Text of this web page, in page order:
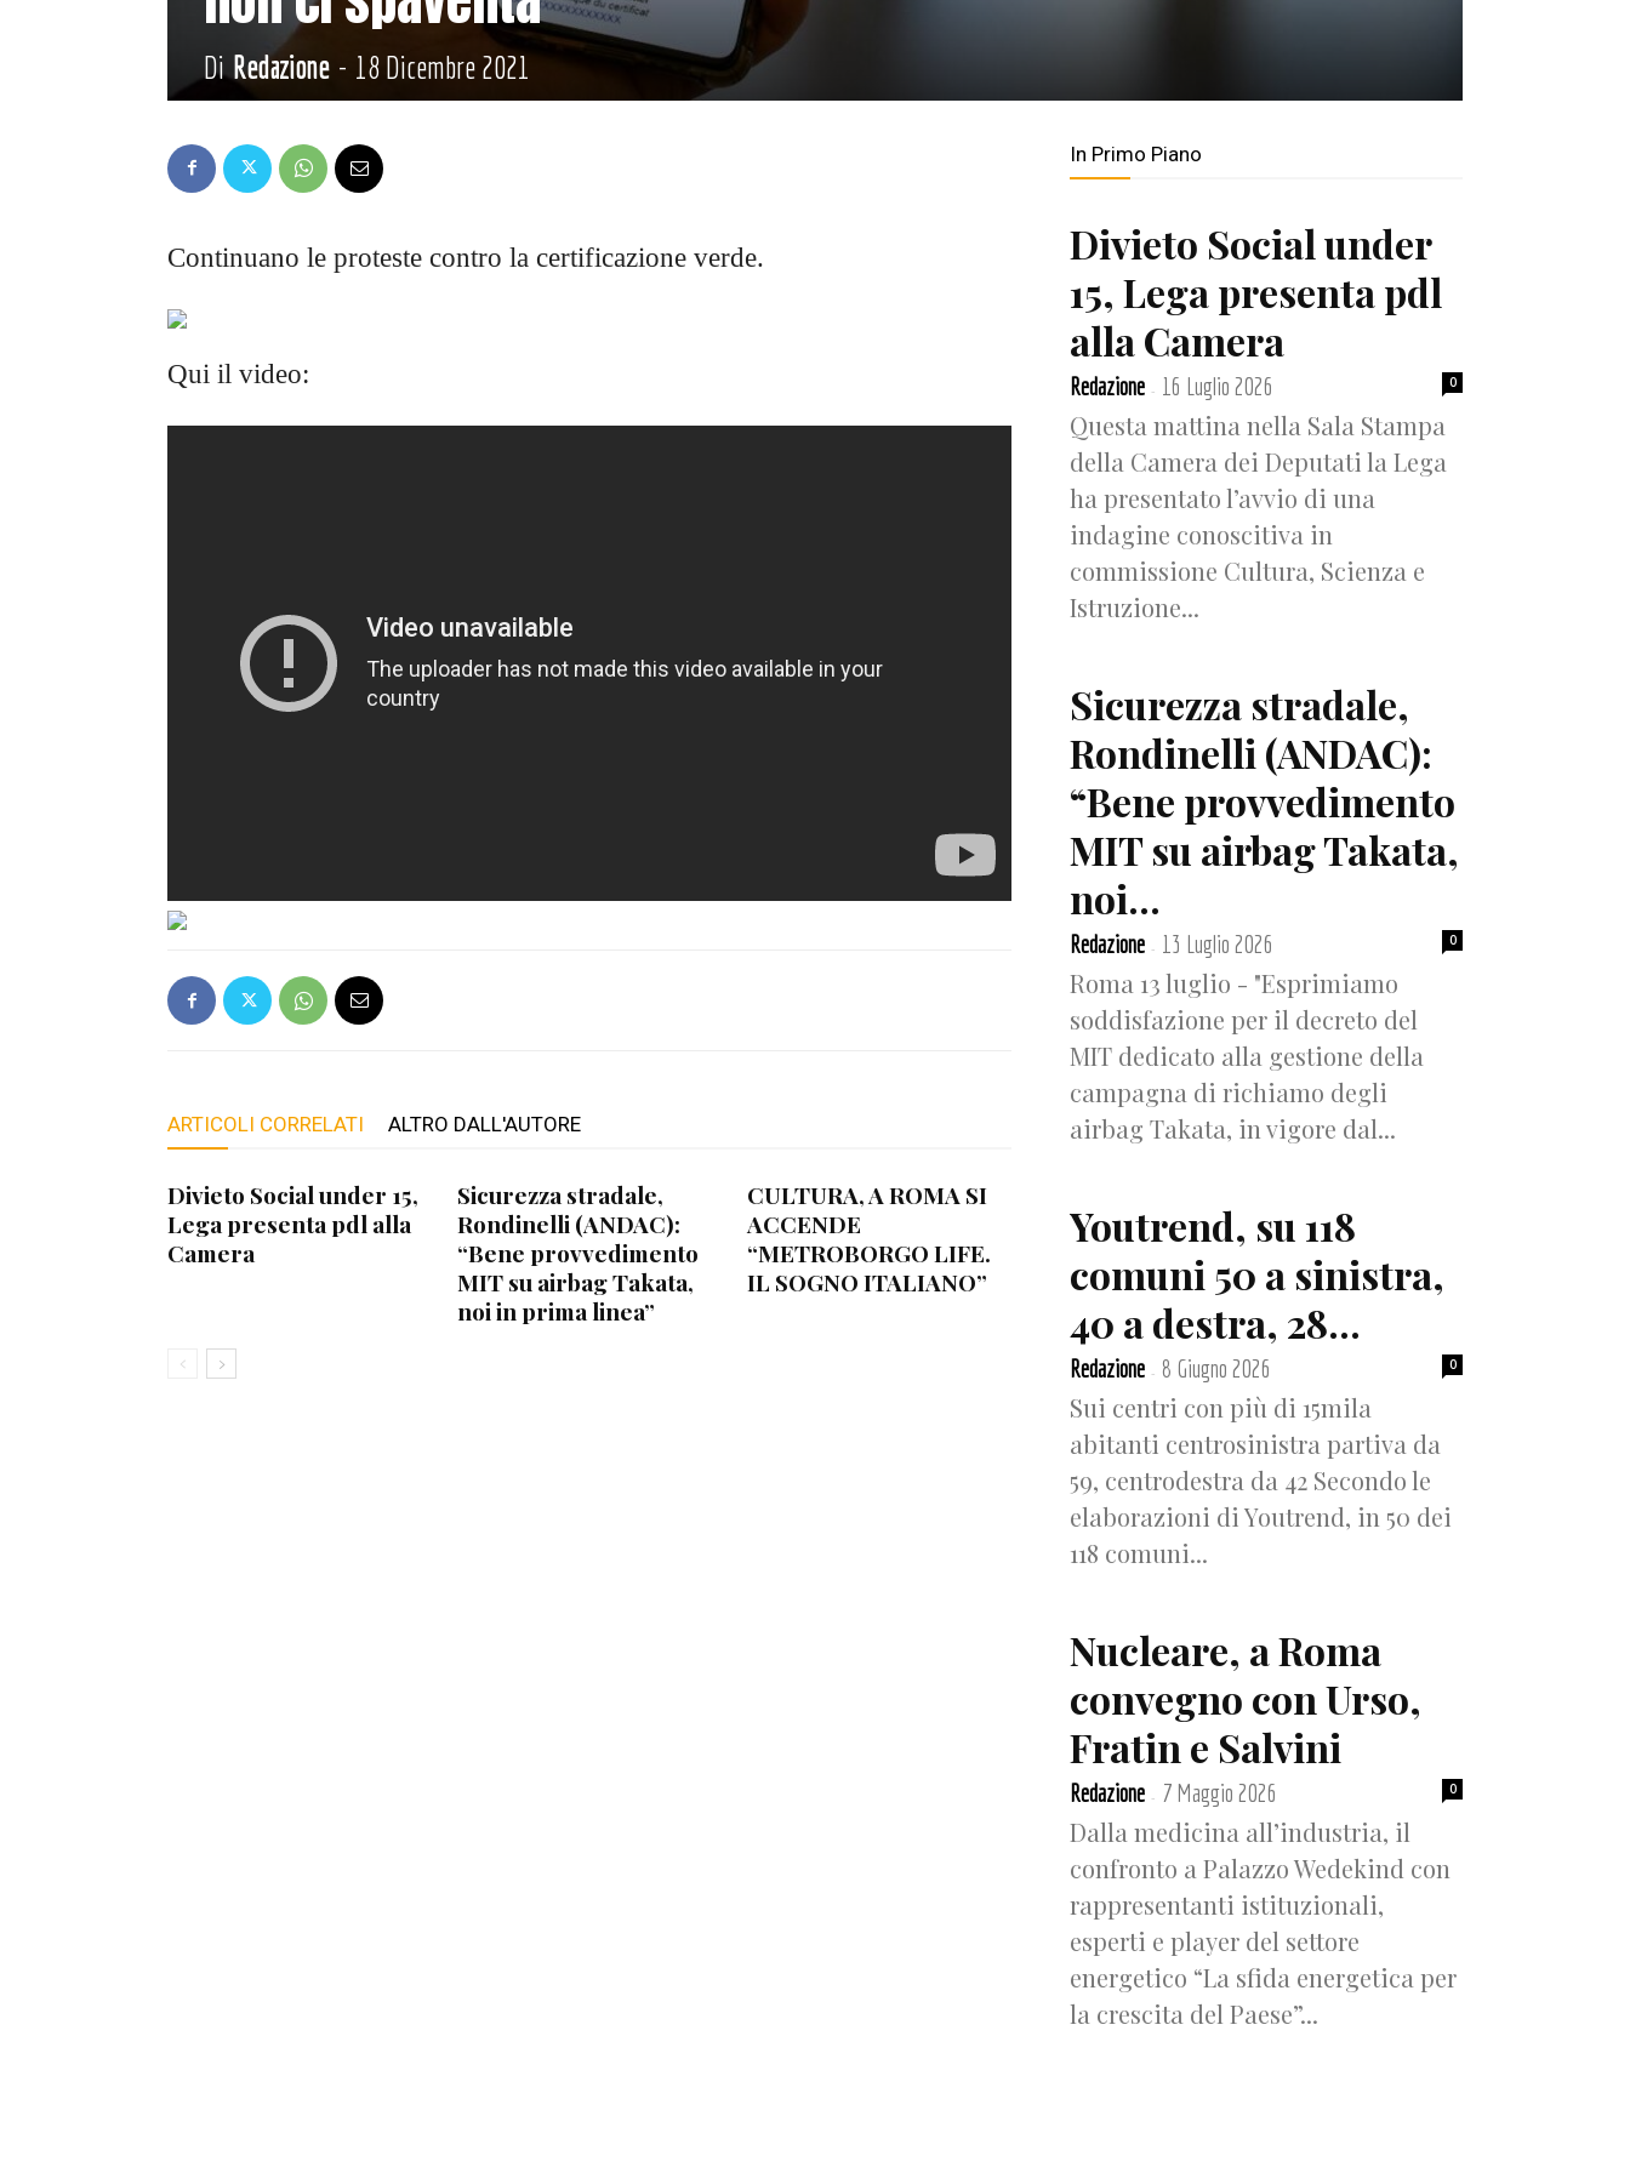
Di Redazione - 18 Dicembre 2021
Continuano le proteste contro la certificazione verde.
Qui il video:
ARTICOLI CORRELATI ALTRO DALL'AUTORE
Divieto Social under 15,
Lega presenta pdl alla
Camera
Sicurezza stradale,
Rondinelli (ANDAC):
“Bene provvedimento
MIT su airbag Takata,
noi in prima linea”
CULTURA, A ROMA SI
ACCENDE
“METROBORGO LIFE.
IL SOGNO ITALIANO”
In Primo Piano
Divieto Social under
15, Lega presenta pdl
alla Camera
Redazione - 16 Luglio 2026 0
Questa mattina nella Sala Stampa
della Camera dei Deputati la Lega
ha presentato l’avvio di una
indagine conoscitiva in
commissione Cultura, Scienza e
Istruzione...
Sicurezza stradale,
Rondinelli (ANDAC):
“Bene provvedimento
MIT su airbag Takata,
noi...
Redazione - 13 Luglio 2026 0
Roma 13 luglio - "Esprimiamo
soddisfazione per il decreto del
MIT dedicato alla gestione della
campagna di richiamo degli
airbag Takata, in vigore dal...
Youtrend, su 118
comuni 50 a sinistra,
40 a destra, 28...
Redazione - 8 Giugno 2026 0
Sui centri con più di 15mila
abitanti centrosinistra partiva da
59, centrodestra da 42 Secondo le
elaborazioni di Youtrend, in 50 dei
118 comuni...
Nucleare, a Roma
convegno con Urso,
Fratin e Salvini
Redazione - 7 Maggio 2026 0
Dalla medicina all’industria, il
confronto a Palazzo Wedekind con
rappresentanti istituzionali,
esperti e player del settore
energetico “La sfida energetica per
la crescita del Paese”...